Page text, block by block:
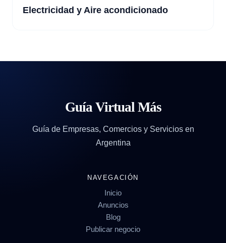
Electricidad y Aire acondicionado
Guía Virtual Más
Guía de Empresas, Comercios y Servicios en
Argentina
NAVEGACIÓN
Inicio
Anuncios
Blog
Publicar negocio